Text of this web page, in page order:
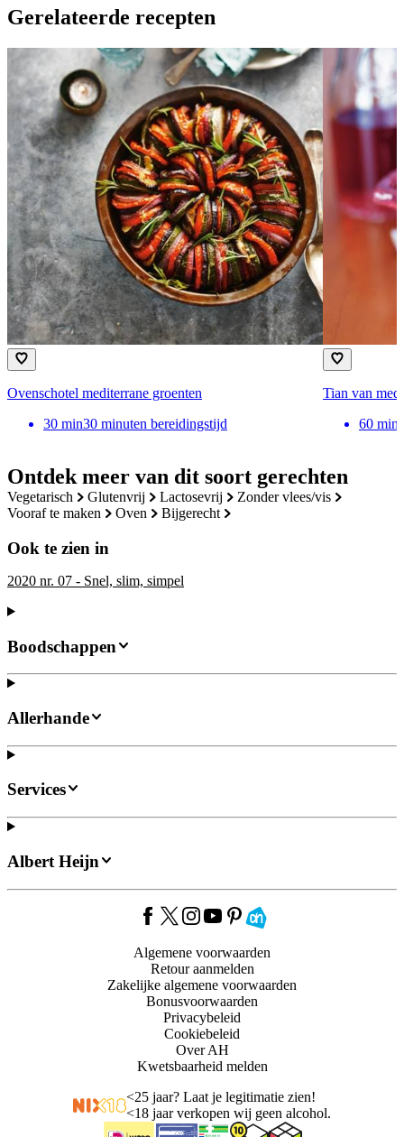
Ontdek meer van dit soort gerechten
vegetarisch glutenvrij lactosevrij
zonder vlees/vis
vooraf te maken
oven bijgerecht
Ook te zien in
2020 nr. 07 - Snel, slim, simpel
Gerelateerde recepten
Ovenschotel mediterrane groenten
30 min30 minuten bereidingstijd
Tian van
60 min
Boodschappen
Allerhande
Services
Albert Heijn
Algemene voorwaarden
Retour aanmelden
Zakelijke algemene voorwaarden
Bonusvoorwaarden
Privacybeleid
Cookiebeleid
Over AH
Kwetsbaarheid melden
<25 jaar? Laat je legitimatie zien!
<18 jaar verkopen wij geen alcohol.